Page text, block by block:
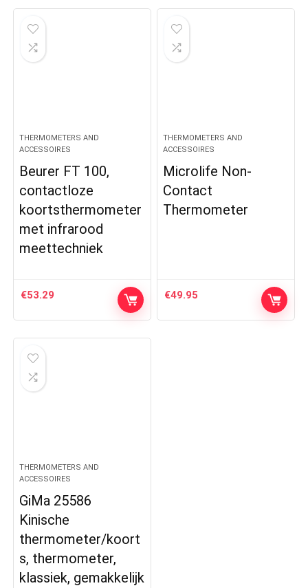
THERMOMETERS AND
ACCESSOIRES
Beurer FT 100,
contactloze
koortsthermometer
met infrarood
meettechniek
€53.29
THERMOMETERS AND
ACCESSOIRES
Microlife Non-
Contact
Thermometer
€49.95
THERMOMETERS AND
ACCESSOIRES
GiMa 25586
Kinische
thermometer/koort
s, thermometer,
klassiek, gemakkelijk